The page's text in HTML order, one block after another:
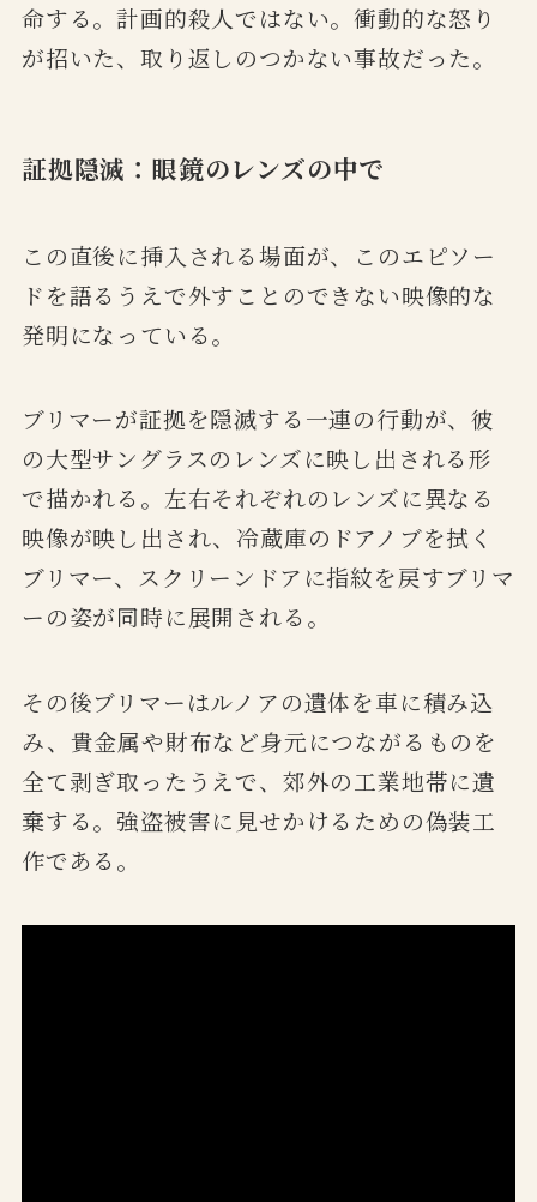
命する。計画的殺人ではない。衝動的な怒り
が招いた、取り返しのつかない事故だった。
証拠隠滅：眼鏡のレンズの中で
この直後に挿入される場面が、このエピソー
ドを語るうえで外すことのできない映像的な
発明になっている。
ブリマーが証拠を隠滅する一連の行動が、彼
の大型サングラスのレンズに映し出される形
で描かれる。左右それぞれのレンズに異なる
映像が映し出され、冷蔵庫のドアノブを拭く
ブリマー、スクリーンドアに指紋を戻すブリマ
ーの姿が同時に展開される。
その後ブリマーはルノアの遺体を車に積み込
み、貴金属や財布など身元につながるものを
全て剥ぎ取ったうえで、郊外の工業地帯に遺
棄する。強盗被害に見せかけるための偽装工
作である。